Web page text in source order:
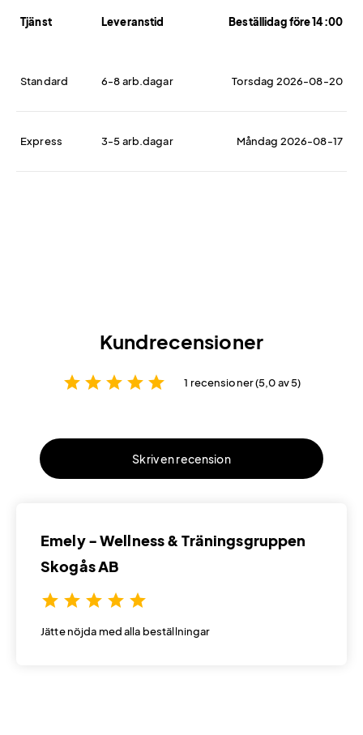
Tjänst Leveranstid Beställidag före 14:00
Standard 6-8 arb.dagar Torsdag 2026-08-20
Express 3-5 arb.dagar Måndag 2026-08-17
Kundrecensioner
star star star star star 1 recensioner (5,0 av 5)
Skriv en recension
star star star star star
Emely - Wellness & Träningsgruppen
Skogås AB
Jätte nöjda med alla beställningar